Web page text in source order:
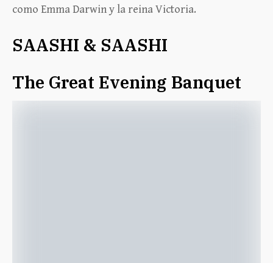
como Emma Darwin y la reina Victoria.
SAASHI & SAASHI
The Great Evening Banquet